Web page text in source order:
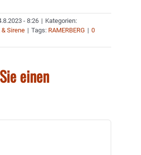
- 8:26 | Kategorien:
Sirene | Tags: RAMERBERG | 0
einen